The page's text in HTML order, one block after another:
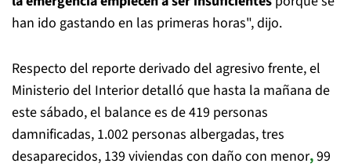
han ido gastando en las primeras horas", dijo.
Respecto del reporte derivado del agresivo frente, el
Ministerio del Interior detalló que hasta la mañana de
este sábado, el balance es de 419 personas
damnificadas, 1.002 personas albergadas, tres
desaparecidos, 139 viviendas con daño con menor,99